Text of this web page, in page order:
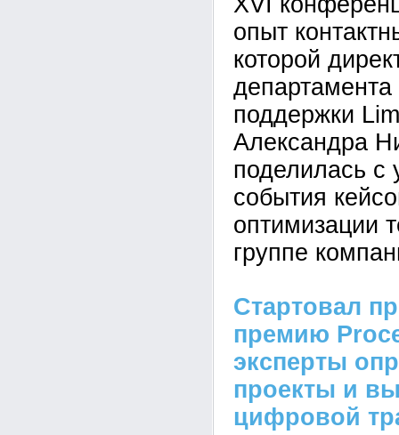
опыт
которой
департамента
поддержки
Александра
поделилась с
события
оптимизации
группе
Стартовал
премию
эксперты
проекты и
цифровой